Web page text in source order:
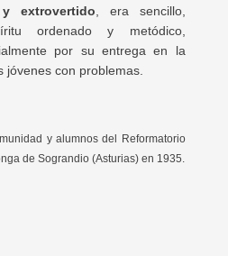
extrovertido, era sencillo,
ordenado y metódico,
por su entrega en la
jóvenes con problemas.
y alumnos del Reformatorio
de Sograndio (Asturias) en 1935.